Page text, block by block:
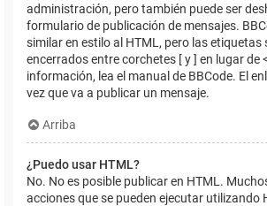
administración, pero también puede ser
formulario de publicación de mensajes.
similar en estilo al HTML, pero las etiquetas
encerrados entre corchetes [ y ] en lugar de
información, lea el manual de BBCode. El
vez que va a publicar un mensaje.
Arriba
¿Puedo usar HTML?
No. No es posible publicar en HTML.
acciones que se pueden ejecutar utilizando